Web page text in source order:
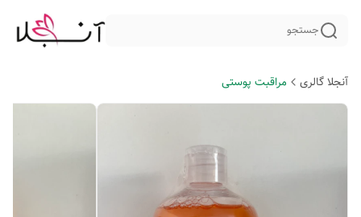
جستجو
آنجلا گالری مراقبت پوستی